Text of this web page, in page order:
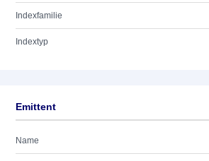
Indexfamilie
Indextyp
Emittent
Name